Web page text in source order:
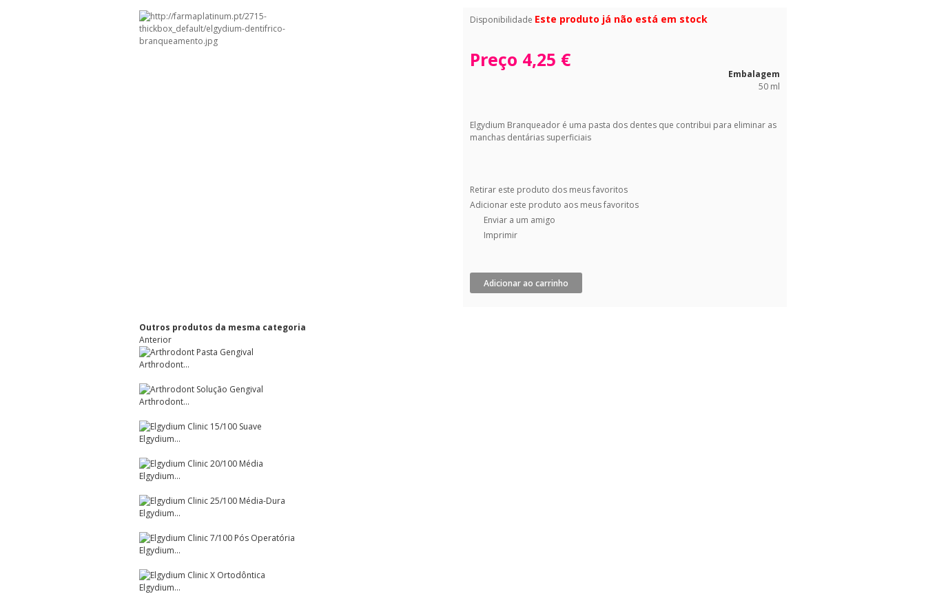
Disponibilidade Este produto já não está em stock
Preço 4,25 €
Embalagem
50 ml
Elgydium Branqueador é uma pasta dos dentes que contribui para eliminar as
manchas dentárias superficiais
Retirar este produto dos meus favoritos
Adicionar este produto aos meus favoritos
Enviar a um amigo
Imprimir
Adicionar ao carrinho
Outros produtos da mesma categoria
Anterior
Arthrodont...
Arthrodont...
Elgydium...
Elgydium...
Elgydium...
Elgydium...
Elgydium...